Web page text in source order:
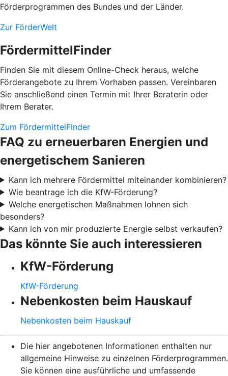
Förderprogrammen des Bundes und der Länder.
Zur FörderWelt
FördermittelFinder
Finden Sie mit diesem Online-Check heraus, welche
Förderangebote zu Ihrem Vorhaben passen. Vereinbaren
Sie anschließend einen Termin mit Ihrer Beraterin oder
Ihrem Berater.
Zum FördermittelFinder
FAQ zu erneuerbaren Energien und
energetischem Sanieren
Kann ich mehrere Fördermittel miteinander kombinieren?
Wie beantrage ich die KfW-Förderung?
Welche energetischen Maßnahmen lohnen sich
besonders?
Kann ich von mir produzierte Energie selbst verkaufen?
Das könnte Sie auch interessieren
KfW-Förderung
KfW-Förderung
Nebenkosten beim Hauskauf
Nebenkosten beim Hauskauf
Die hier angebotenen Informationen enthalten nur
allgemeine Hinweise zu einzelnen Förderprogrammen.
Sie können eine ausführliche und umfassende